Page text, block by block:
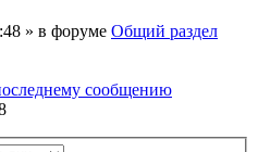
» в форуме Общий раздел
сообщению